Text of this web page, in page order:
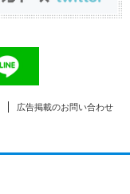
広告掲載のお問い合わせ